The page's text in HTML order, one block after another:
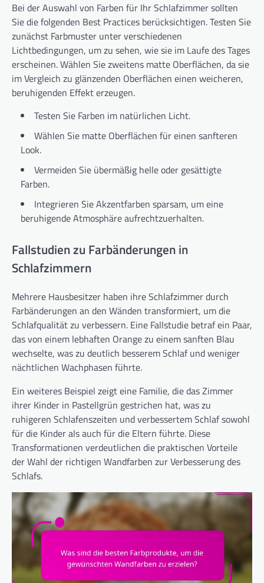
Bei der Auswahl von Farben für Ihr Schlafzimmer sollten
Sie die folgenden Best Practices berücksichtigen. Testen Sie
zunächst Farbmuster unter verschiedenen
Lichtbedingungen, um zu sehen, wie sie im Laufe des Tages
erscheinen. Wählen Sie zweitens matte Oberflächen, da sie
im Vergleich zu glänzenden Oberflächen einen weicheren,
beruhigenden Effekt erzeugen.
Testen Sie Farben im natürlichen Licht.
Wählen Sie matte Oberflächen für einen sanfteren
Look.
Vermeiden Sie übermäßig helle oder gesättigte
Farben.
Integrieren Sie Akzentfarben sparsam, um eine
beruhigende Atmosphäre aufrechtzuerhalten.
Fallstudien zu Farbänderungen in
Schlafzimmern
Mehrere Hausbesitzer haben ihre Schlafzimmer durch
Farbänderungen an den Wänden transformiert, um die
Schlafqualität zu verbessern. Eine Fallstudie betraf ein Paar,
das von einem lebhaften Orange zu einem sanften Blau
wechselte, was zu deutlich besserem Schlaf und weniger
nächtlichen Wachphasen führte.
Ein weiteres Beispiel zeigt eine Familie, die das Zimmer
ihrer Kinder in Pastellgrün gestrichen hat, was zu
ruhigeren Schlafenszeiten und verbessertem Schlaf sowohl
für die Kinder als auch für die Eltern führte. Diese
Transformationen verdeutlichen die praktischen Vorteile
der Wahl der richtigen Wandfarben zur Verbesserung des
Schlafs.